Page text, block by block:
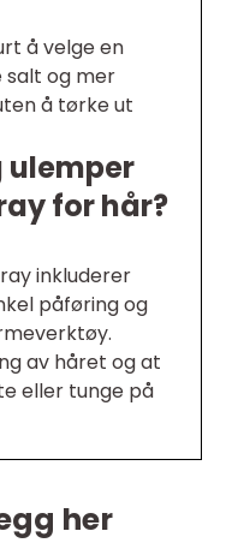
å velge en
salt og mer
å tørke ut
ulemper
for hår?
inkluderer
påføring og
av håret og at
eller tunge på
her